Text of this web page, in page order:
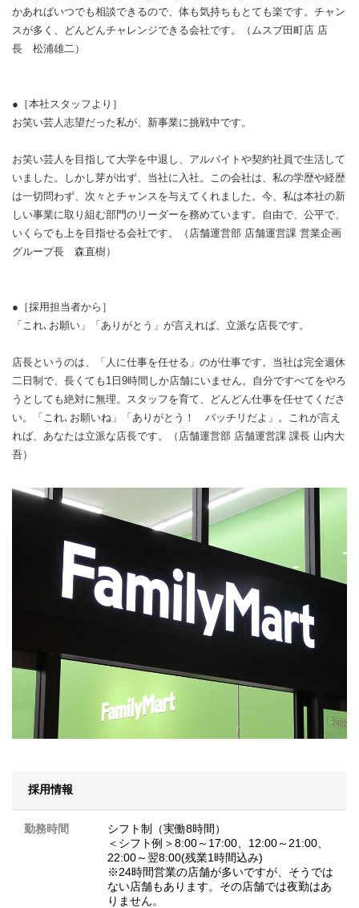
かあればいつでも相談できるので、体も気持ちもとても楽です。チャン
スが多く、どんどんチャレンジできる会社です。（ムスブ田町店 店
長 松浦雄二）
●［本社スタッフより］
お笑い芸人志望だった私が、新事業に挑戦中です。
お笑い芸人を目指して大学を中退し、アルバイトや契約社員で生活して
いました。しかし芽が出ず、当社に入社。この会社は、私の学歴や経歴
は一切問わず、次々とチャンスを与えてくれました。今、私は本社の新
しい事業に取り組む部門のリーダーを務めています。自由で、公平で、
いくらでも上を目指せる会社です。（店舗運営部 店舗運営課 営業企画
グループ長 森直樹）
●［採用担当者から］
「これ､お願い」「ありがとう」が言えれば、立派な店長です。
店長というのは、「人に仕事を任せる」のが仕事です。当社は完全週休
二日制で、長くても1日9時間しか店舗にいません。自分ですべてをやろ
うとしても絶対に無理。スタッフを育て、どんどん仕事を任せてくださ
い。「これ､お願いね」「ありがとう！ バッチリだよ」。これが言え
れば、あなたは立派な店長です。（店舗運営部 店舗運営課 課長 山内大
吾）
採用情報
勤務時間
シフト制（実働8時間）
＜シフト例＞8:00～17:00、12:00～21:00、
22:00～翌8:00(残業1時間込み)
※24時間営業の店舗が多いですが、そうでは
ない店舗もあります。その店舗では夜勤はあ
りません。